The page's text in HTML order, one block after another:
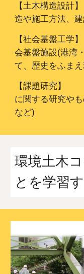
【土木構造設計
造や施工方法、
【社会基盤工学
会基盤施設(港湾
て、歴史をふま
【課題研究
に関する研究や
など)
環境土木
とを学習